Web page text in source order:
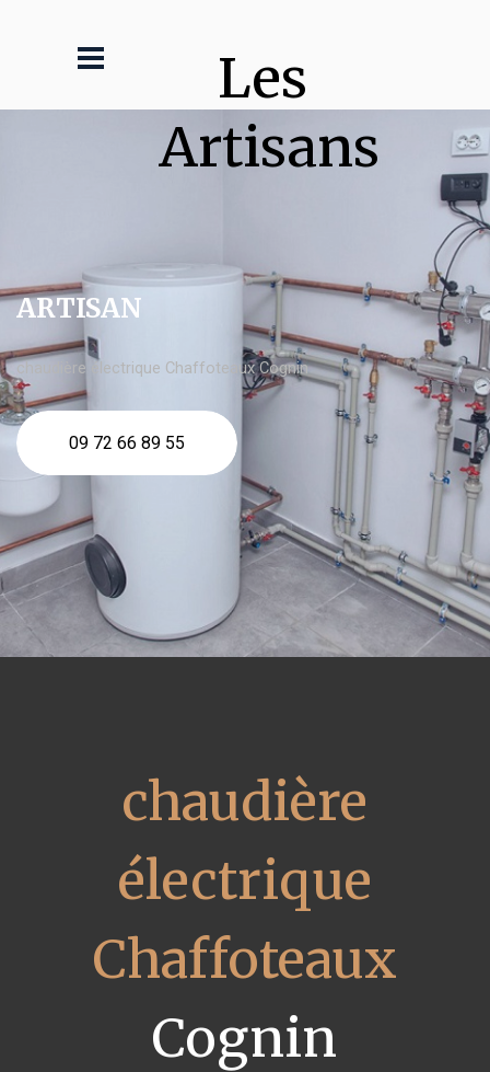
Les
Artisans
ARTISAN
chaudière électrique Chaffoteaux Cognin
09 72 66 89 55
chaudière
électrique
Chaffoteaux
Cognin